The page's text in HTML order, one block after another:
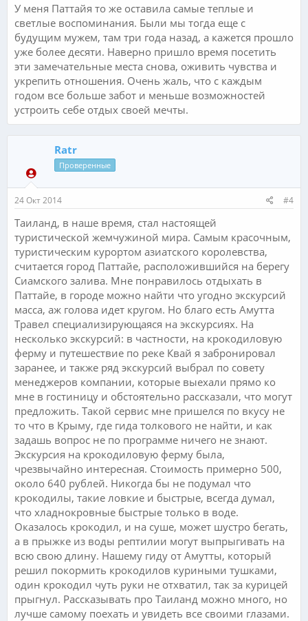
У меня Паттайя то же оставила самые теплые и
светлые воспоминания. Были мы тогда еще с
будущим мужем, там три года назад, а кажется прошло
уже более десяти. Наверно пришло время посетить
эти замечательные места снова, оживить чувства и
укрепить отношения. Очень жаль, что с каждым
годом все больше забот и меньше возможностей
устроить себе отдых своей мечты.
Ratr
Проверенные
24 Окт 2014 #4
Таиланд, в наше время, стал настоящей
туристической жемчужиной мира. Самым красочным,
туристическим курортом азиатского королевства,
считается город Паттайе, расположившийся на берегу
Сиамского залива. Мне понравилось отдыхать в
Паттайе, в городе можно найти что угодно экскурсий
масса, аж голова идет кругом. Но благо есть Амутта
Травел специализирующаяся на экскурсиях. На
несколько экскурсий: в частности, на крокодиловую
ферму и путешествие по реке Квай я забронировал
заранее, и также ряд экскурсий выбрал по совету
менеджеров компании, которые выехали прямо ко
мне в гостиницу и обстоятельно рассказали, что могут
предложить. Такой сервис мне пришелся по вкусу не
то что в Крыму, где гида толкового не найти, и как
задашь вопрос не по программе ничего не знают.
Экскурсия на крокодиловую ферму была,
чрезвычайно интересная. Стоимость примерно 500,
около 640 рублей. Никогда бы не подумал что
крокодилы, такие ловкие и быстрые, всегда думал,
что хладнокровные быстрые только в воде.
Оказалось крокодил, и на суше, может шустро бегать,
а в прыжке из воды рептилии могут выпрыгивать на
всю свою длину. Нашему гиду от Амутты, который
решил покормить крокодилов куриными тушками,
один крокодил чуть руки не отхватил, так за курицей
прыгнул. Рассказывать про Таиланд можно много, но
лучше самому поехать и увидеть все своими глазами.